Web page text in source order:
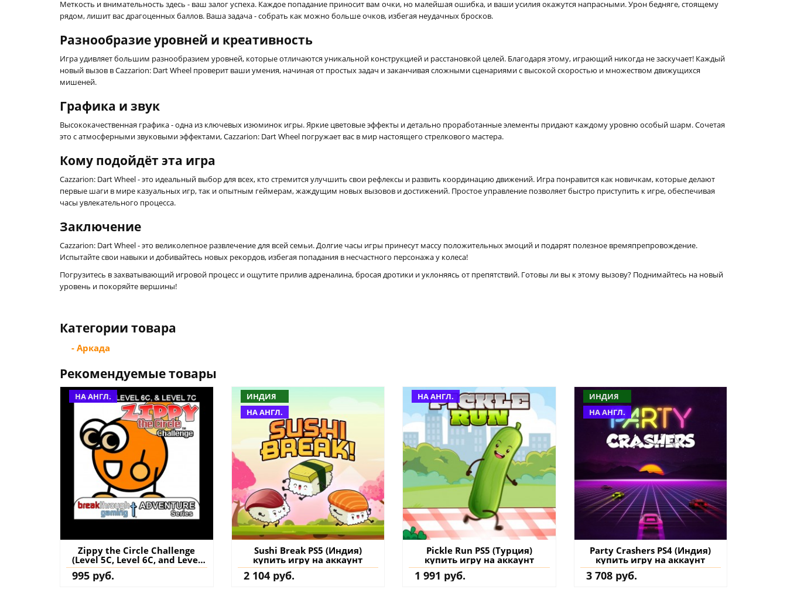
Меткость и внимательность здесь - ваш залог успеха. Каждое попадание приносит вам очки, но малейшая ошибка, и ваши усилия окажутся напрасными. Урон бедняге, стоящему
рядом, лишит вас драгоценных баллов. Ваша задача - собрать как можно больше очков, избегая неудачных бросков.
Разнообразие уровней и креативность
Игра удивляет большим разнообразием уровней, которые отличаются уникальной конструкцией и расстановкой целей. Благодаря этому, играющий никогда не заскучает! Каждый
новый вызов в Cazzarion: Dart Wheel проверит ваши умения, начиная от простых задач и заканчивая сложными сценариями с высокой скоростью и множеством движущихся
мишеней.
Графика и звук
Высококачественная графика - одна из ключевых изюминок игры. Яркие цветовые эффекты и детально проработанные элементы придают каждому уровню особый шарм. Сочетая
это с атмосферными звуковыми эффектами, Cazzarion: Dart Wheel погружает вас в мир настоящего стрелкового мастера.
Кому подойдёт эта игра
Cazzarion: Dart Wheel - это идеальный выбор для всех, кто стремится улучшить свои рефлексы и развить координацию движений. Игра понравится как новичкам, которые делают
первые шаги в мире казуальных игр, так и опытным геймерам, жаждущим новых вызовов и достижений. Простое управление позволяет быстро приступить к игре, обеспечивая
часы увлекательного процесса.
Заключение
Cazzarion: Dart Wheel - это великолепное развлечение для всей семьи. Долгие часы игры принесут массу положительных эмоций и подарят полезное времяпрепровождение.
Испытайте свои навыки и добивайтесь новых рекордов, избегая попадания в несчастного персонажа у колеса!
Погрузитесь в захватывающий игровой процесс и ощутите прилив адреналина, бросая дротики и уклоняясь от препятствий. Готовы ли вы к этому вызову? Поднимайтесь на новый
уровень и покоряйте вершины!
Категории товара
- Аркада
Рекомендуемые товары
НА АНГЛ.
Zippy the Circle Challenge
(Level 5C, Level 6C, and Level
7C) PS4 (Турция) купить игру
на аккаунт
995 руб.
ИНДИЯ
НА АНГЛ.
Sushi Break PS5 (Индия)
купить игру на аккаунт
2 104 руб.
НА АНГЛ.
Pickle Run PS5 (Турция)
купить игру на аккаунт
1 991 руб.
ИНДИЯ
НА АНГЛ.
Party Crashers PS4 (Индия)
купить игру на аккаунт
3 708 руб.